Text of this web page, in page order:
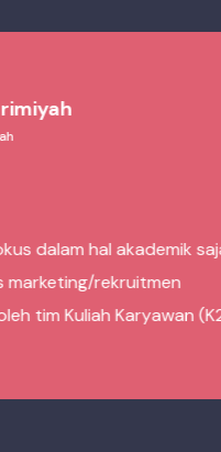
karena semua
baru / pendaftaran
Karyawan (K2)